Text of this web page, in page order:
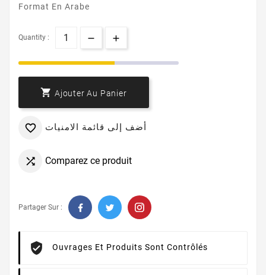
Format En Arabe
Quantity :
 Ajouter Au Panier
 أضف إلى قائمة الامنيات
 Comparez ce produit
Partager Sur :
Ouvrages Et Produits Sont Contrôlés